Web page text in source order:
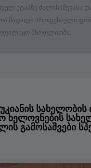
ეტაპზე ძალისხმევასა
მაღალი პროფესიული
მსოფლიოში.
ხელოვნების
გამოსაშვები